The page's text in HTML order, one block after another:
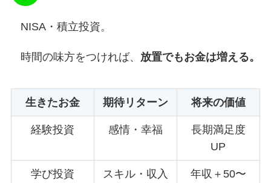
NISA・積立投資。
時間の味方をつければ、 放置でもお金は増える。
生きたお金 期待リターン 将来の価値
経験投資 感情・幸福
長期満足度
UP
学び投資 スキル・収入 年収＋50〜